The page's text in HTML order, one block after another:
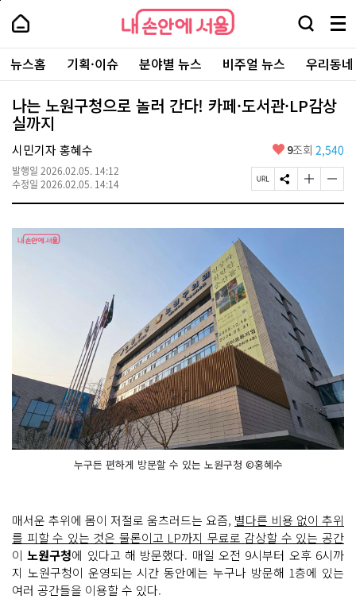
본
로
가
내
손
안
에
서
울
-
서
울
시
대
표
소
통
포
내
손
에
울
검
창
열
기
메
뉴
전
체
보
주
요
서
뉴스홈 기획·이슈 분야별 뉴스 비주얼 뉴스 우리동
나는 노원구청으로 놀러 간다! 카페·도서관·LP감상
실까지
시민기자 홍혜수
발행일 2026.02.05. 14:12
수정일 2026.02.05. 14:14
좋
요
9조회 2,540
페
이
U
복
사
S
N
공
글
자
기
글
자
기
누구든 편하게 방문할 수 있는 노원구청 ©홍혜수
매서운 추위에 몸이 저절로 움츠러드는 요즘, 별다른 비용 없이 추위
를 피할 수 있는 것은 물론이고 LP까지 무료로 감상할 수 있는 공간
이노원구청에 있다고 해 방문했다. 매일 오전 9시부터 오후 6시까
지 노원구청이 운영되는 시간 동안에는 누구나 방문해 1층에 있는
여러 공간들을 이용할 수 있다.
페
상
단
로